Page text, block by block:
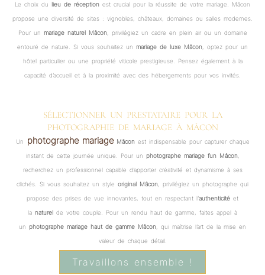
Le choix du lieu de réception est crucial pour la réussite de votre mariage. Mâcon
propose une diversité de sites : vignobles, châteaux, domaines ou salles modernes.
Pour un mariage naturel Mâcon, privilégiez un cadre en plein air ou un domaine
entouré de nature. Si vous souhaitez un mariage de luxe Mâcon , optez pour un
hôtel particulier ou une propriété viticole prestigieuse. Pensez également à la
capacité d’accueil et à la proximité avec des hébergements pour vos invités.
SÉLECTIONNER UN PRESTATAIRE POUR LA
PHOTOGRAPHIE DE MARIAGE À MÂCON
Un photographe mariageMâconest indispensable pour capturer chaque
instant de cette journée unique. Pour un photographe mariage fun Mâcon,
recherchez un professionnel capable d’apporter créativité et dynamisme à ses
clichés. Si vous souhaitez un style original Mâcon , privilégiez un photographe qui
propose des prises de vue innovantes, tout en respectant l’authenticité et
la naturel de votre couple. Pour un rendu haut de gamme, faites appel à
un photographe mariage haut de gamme Mâcon , qui maîtrise l’art de la mise en
valeur de chaque détail.
Travaillons ensemble !